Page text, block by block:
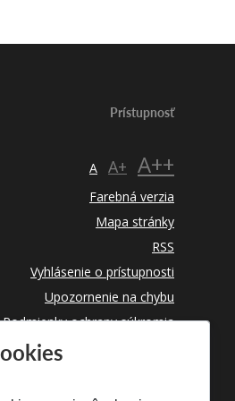
Prístupnosť
A A+ A++
Farebná verzia
Mapa stránky
RSS
Vyhlásenie o prístupnosti
Upozornenie na chybu
Podmienky ochrany súkromia
Využívanie súborov cookies